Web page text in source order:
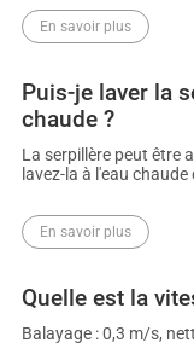
En savoir plus
Puis-je laver la
chaude ?
La serpillère peut être
lavez-la à l'eau
En savoir plus
Quelle est la
Balayage : 0,3 m/s,